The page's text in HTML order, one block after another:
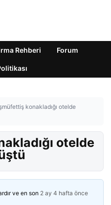
Rehberi Forum
konakladığı otelde
otelde
ve en son 2 ay 4 hafta önce